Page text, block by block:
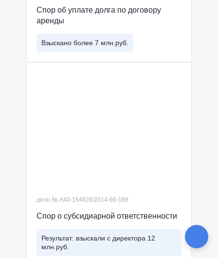
Спор об уплате долга по договору
аренды
Взыскано более 7 млн.руб.
дело № А40-154828/2014-66-189
Спор о субсидиарной ответственности
Результат: взыскали с директора 12
млн.руб.